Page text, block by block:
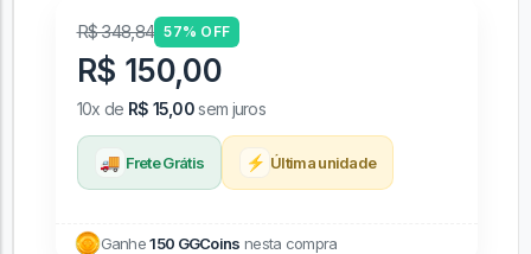
R$ 348,84 57% OFF
R$ 150,00
10x de R$ 15,00sem juros
🚚 Frete Grátis ⚡ Última unidade
Ganhe150 GGCoins nesta compra